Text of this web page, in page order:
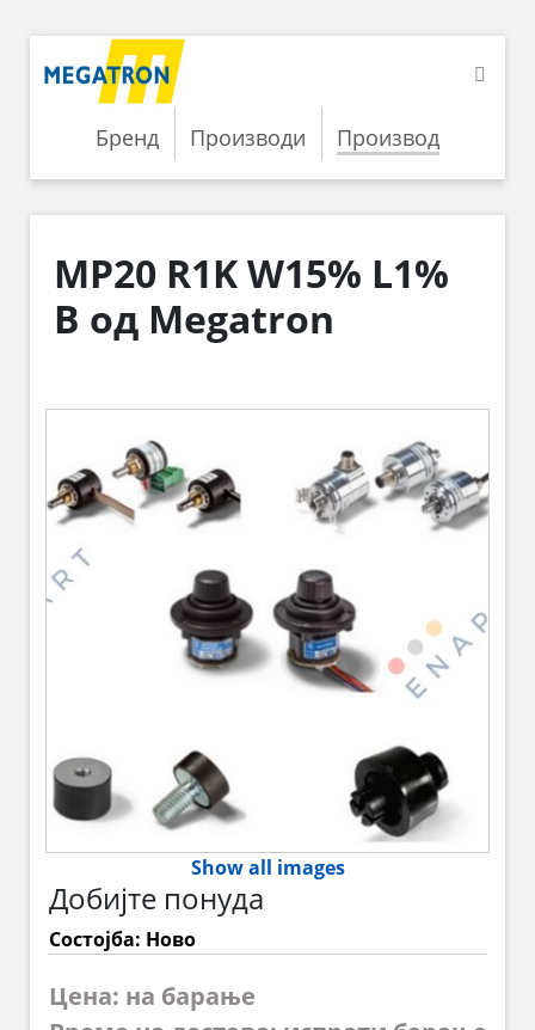
Бренд Производи Производ
MP20 R1K W15% L1%
B од Megatron
Show all images
Добијте понуда
Состојба: Ново
Цена: на барање